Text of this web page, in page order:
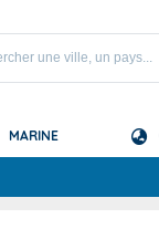
MARINE